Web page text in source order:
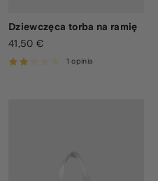
Dziewczęca torba na ramię
41,50 €
1 opinia